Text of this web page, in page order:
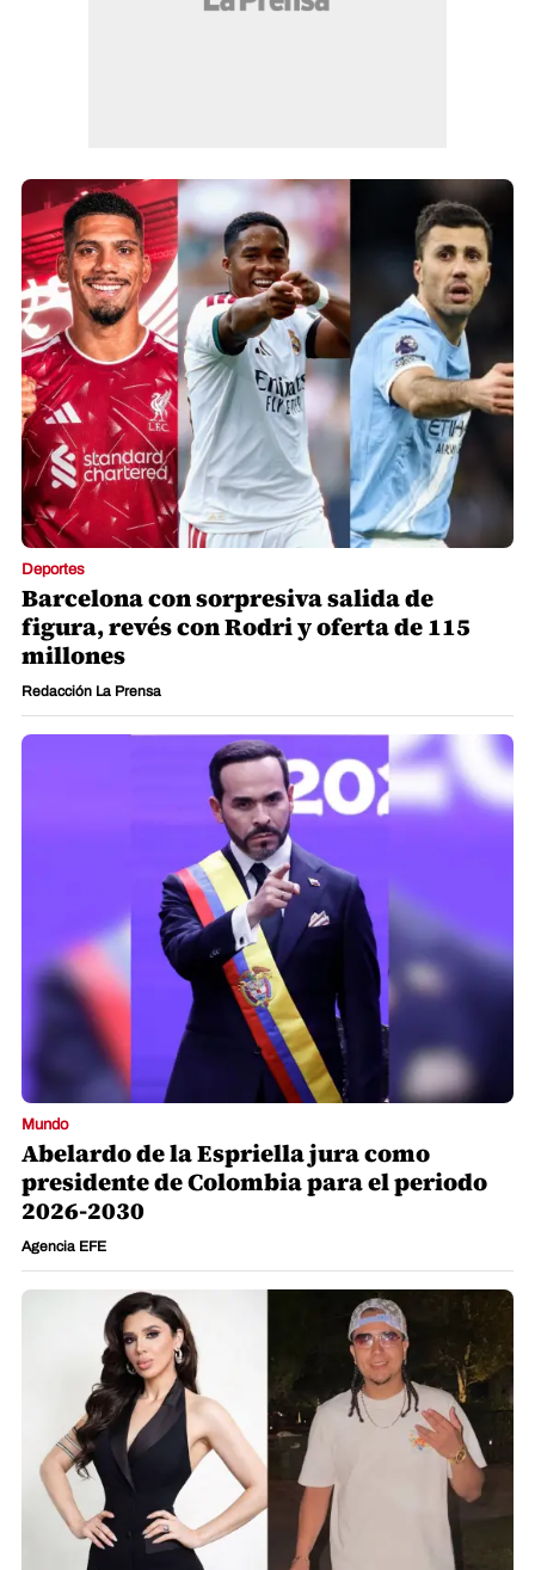
Deportes
Barcelona con sorpresiva salida de
figura, revés con Rodri y oferta de 115
millones
Redacción La Prensa
Mundo
Abelardo de la Espriella jura como
presidente de Colombia para el periodo
2026-2030
Agencia EFE